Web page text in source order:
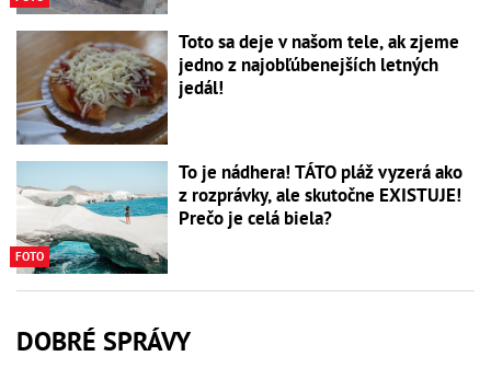
Toto sa deje v našom tele, ak zjeme
jedno z najobľúbenejších letných
jedál!
FOTO
To je nádhera! TÁTO pláž vyzerá ako
z rozprávky, ale skutočne EXISTUJE!
Prečo je celá biela?
DOBRÉ SPRÁVY